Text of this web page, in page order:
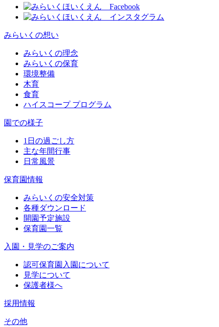
みらいくの想い
みらいくの理念
みらいくの保育
環境整備
木育
食育
ハイスコープ プログラム
園での様子
1日の過ごし方
主な年間行事
日常風景
保育園情報
みらいくの安全対策
各種ダウンロード
開園予定施設
保育園一覧
入園・見学のご案内
認可保育園入園について
見学について
保護者様へ
採用情報
その他